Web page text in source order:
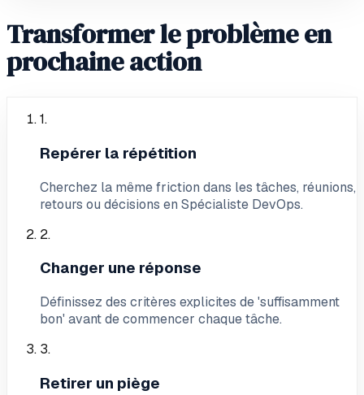
Transformer le problème en
prochaine action
1.
Repérer la répétition
Cherchez la même friction dans les tâches, réunions,
retours ou décisions en Spécialiste DevOps.
2.
Changer une réponse
Définissez des critères explicites de 'suffisamment
bon' avant de commencer chaque tâche.
3.
Retirer un piège